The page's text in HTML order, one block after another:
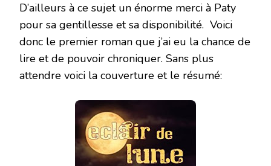
D’ailleurs à ce sujet un énorme merci à Paty
pour sa gentillesse et sa disponibilité. Voici
donc le premier roman que j’ai eu la chance de
lire et de pouvoir chroniquer. Sans plus
attendre voici la couverture et le résumé: